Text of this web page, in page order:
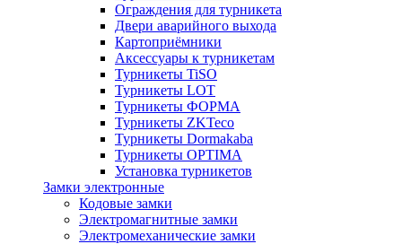
Ограждения для турникета
Двери аварийного выхода
Картоприёмники
Аксессуары к турникетам
Турникеты TiSO
Турникеты LOT
Турникеты ФОРМА
Турникеты ZKTeco
Турникеты Dormakaba
Турникеты OPTIMA
Установка турникетов
Замки электронные
Кодовые замки
Электромагнитные замки
Электромеханические замки